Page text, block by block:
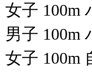
女子 100m
男子 100m
女子 100m